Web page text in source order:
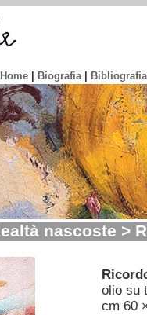
Home Biografia| Bibliografia
nascoste >
olio su
cm 60